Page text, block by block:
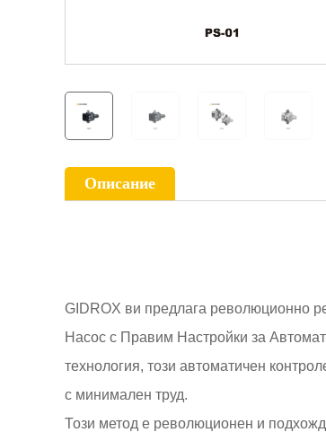
Описание
GIDROX ви предлага революционно
Насос с Правим Настройки за
технология, този автоматичен
с минимален труд.
Този метод е революционен и